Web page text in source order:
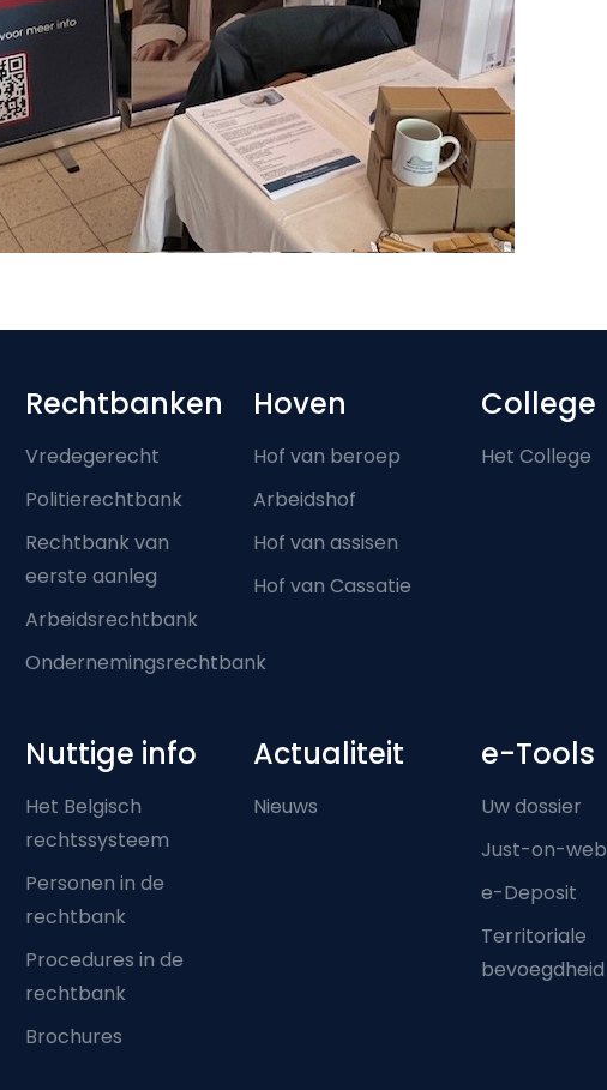
Footer-menu
Rechtbanken
Vredegerecht
Politierechtbank
Rechtbank van
eerste aanleg
Arbeidsrechtbank
Ondernemingsrechtbank
Hoven
Hof van beroep
Arbeidshof
Hof van assisen
Hof van Cassatie
College
Het College
Nuttige info
Het Belgisch
rechtssysteem
Personen in de
rechtbank
Procedures in de
rechtbank
Brochures
Actualiteit
Nieuws
e-Tools
Uw dossier
Just-on-web
e-Deposit
Territoriale
bevoegdheid